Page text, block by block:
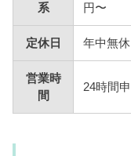
系
円〜
定休日 年中無休
営業時
間
24時間